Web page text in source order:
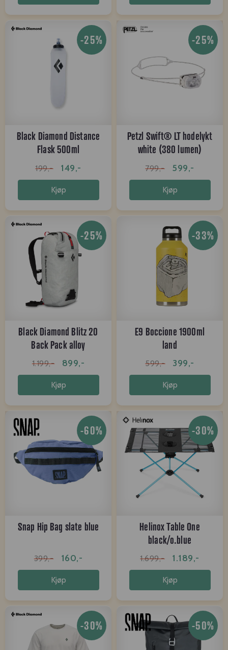
-25%
Black Diamond Distance
Flask 500ml
199,- 149,-
Kjøp
-25%
Petzl Swift® LT hodelykt
white (380 lumen)
799,- 599,-
Kjøp
-25%
Black Diamond Blitz 20
Back Pack alloy
1.199,- 899,-
Kjøp
-33%
E9 Boccione 1900ml
land
599,- 399,-
Kjøp
-60%
Snap Hip Bag slate blue
399,- 160,-
Kjøp
-30%
Helinox Table One
black/o.blue
1.699,- 1.189,-
Kjøp
-30% -50%